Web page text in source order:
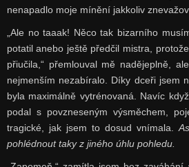
nenapadlo moje mínění jakkoliv
„Ale no taaak! Něco tak bizarního
potatil anebo ještě předčil mistra,
přiučila,“ přemlouval mě nadějeplně,
nejmenším nezabíralo. Díky dceři jsem
byla maximálně vytrénovaná. Navíc
podal s povzneseným výsměchem,
tragické, jak jsem to dosud vnímala.
pohlédnout taky z jiného úhlu pohledu.